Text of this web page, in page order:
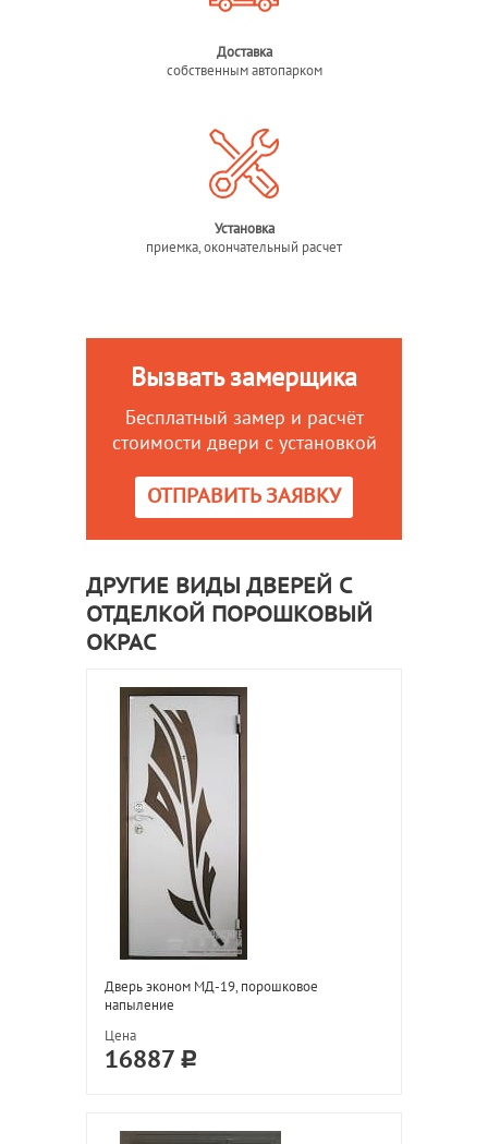
Доставка
собственным автопарком
Установка
приемка, окончательный расчет
Вызвать замерщика
Бесплатный замер и расчёт
стоимости двери с установкой
ОТПРАВИТЬ ЗАЯВКУ
ДРУГИЕ ВИДЫ ДВЕРЕЙ С
ОТДЕЛКОЙ ПОРОШКОВЫЙ
ОКРАС
Дверь эконом МД-19, порошковое
напыление
Цена
16887